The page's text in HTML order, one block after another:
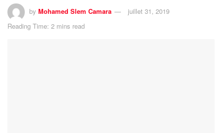
by Mohamed Slem Camara
juillet 31, 2019
Reading Time: 2 mins read